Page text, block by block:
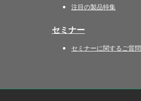
注目の製品特集
セミナー
セミナーに関するご質問